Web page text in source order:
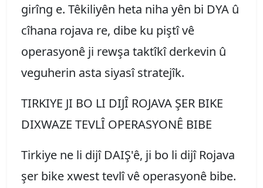
girîng e. Têkiliyên heta niha yên bi DYA û
cîhana rojava re, dibe ku piştî vê
operasyonê ji rewşa taktîkî derkevin û
veguherin asta siyasî stratejîk.
TIRKIYE JI BO LI DIJÎ ROJAVA ŞER BIKE
DIXWAZE TEVLÎ OPERASYONÊ BIBE
Tirkiye ne li dijî DAIŞ'ê, ji bo li dijî Rojava
şer bike xwest tevlî vê operasyonê bibe.